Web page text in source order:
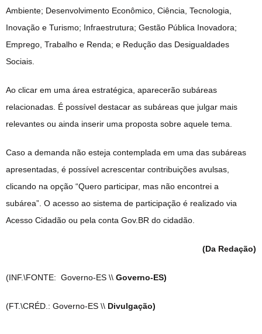
Ambiente; Desenvolvimento Econômico, Ciência, Tecnologia,
Inovação e Turismo; Infraestrutura; Gestão Pública Inovadora;
Emprego, Trabalho e Renda; e Redução das Desigualdades
Sociais.
Ao clicar em uma área estratégica, aparecerão subáreas
relacionadas. É possível destacar as subáreas que julgar mais
relevantes ou ainda inserir uma proposta sobre aquele tema.
Caso a demanda não esteja contemplada em uma das subáreas
apresentadas, é possível acrescentar contribuições avulsas,
clicando na opção “Quero participar, mas não encontrei a
subárea”. O acesso ao sistema de participação é realizado via
Acesso Cidadão ou pela conta Gov.BR do cidadão.
(Da Redação)
(INF.\FONTE: Governo-ES \\ Governo-ES)
(FT.\CRÉD.: Governo-ES \\ Divulgação)